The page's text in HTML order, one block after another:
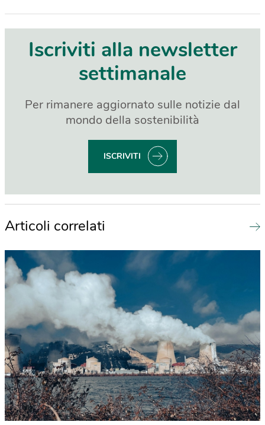
Iscriviti alla newsletter
settimanale
Per rimanere aggiornato sulle notizie dal
mondo della sostenibilità
ISCRIVITI
Articoli correlati